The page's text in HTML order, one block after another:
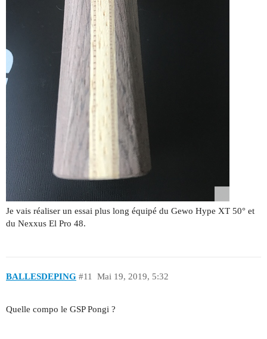
Je vais réaliser un essai plus long équipé du Gewo Hype XT 50° et
du Nexxus El Pro 48.
BALLESDEPING Mai 19, 2019, 5:32
#11
Quelle compo le GSP Pongi ?